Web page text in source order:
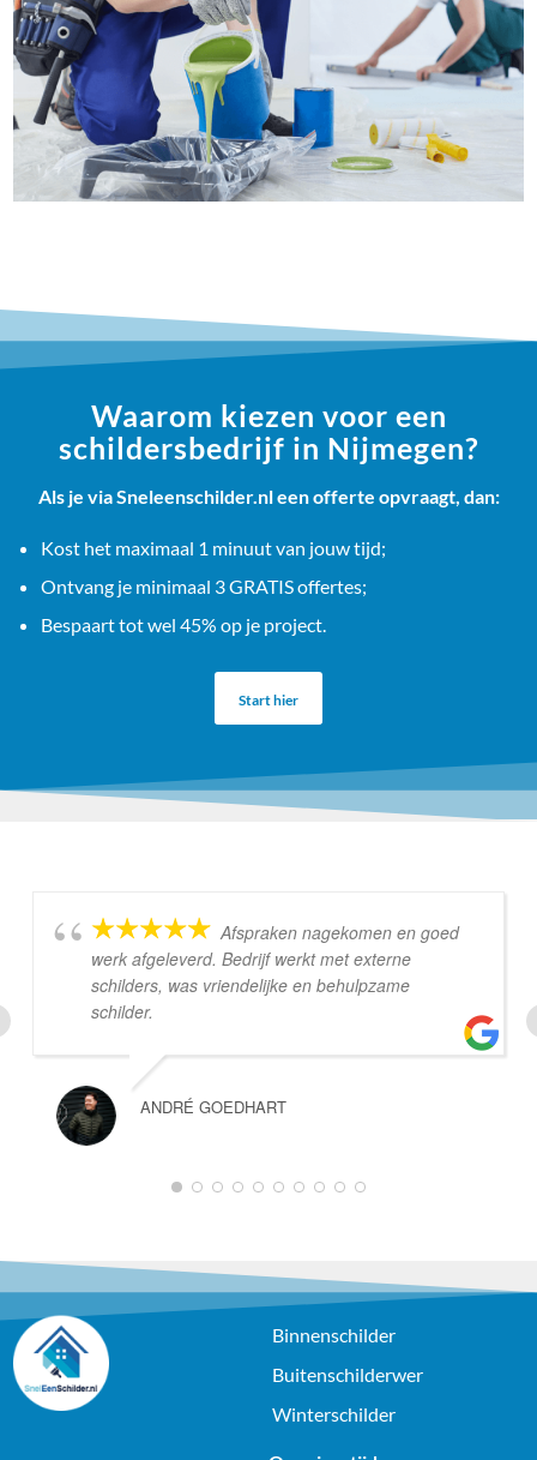
Waarom kiezen voor een
schildersbedrijf in Nijmegen?
Als je via Sneleenschilder.nl een offerte opvraagt, dan:
Kost het maximaal 1 minuut van jouw tijd;
Ontvang je minimaal 3 GRATIS offertes;
Bespaart tot wel 45% op je project.
Start hier
Afspraken nagekomen en goed
werk afgeleverd. Bedrijf werkt met externe
schilders, was vriendelijke en behulpzame
schilder.
ANDRÉ GOEDHART
1 2 3 4 5 6 7 8 9 10
Binnenschilder
Buitenschilderwer
Winterschilder